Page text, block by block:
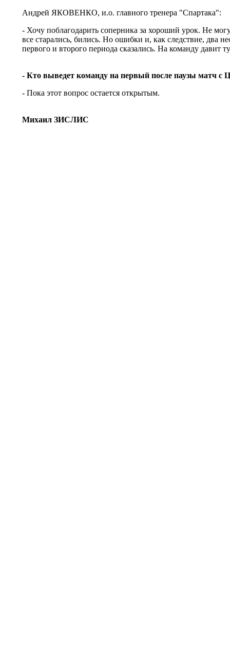
Андрей ЯКОВЕНКО, и.о. главного тренера "Спартака":
- Хочу поблагодарить соперника за хороший урок. Не
все старались, бились. Но ошибки и, как следствие, два
первого и второго периода сказались. На команду давит
- Кто выведет команду на первый после паузы матч с
- Пока этот вопрос остается открытым.
Михаил ЗИСЛИС